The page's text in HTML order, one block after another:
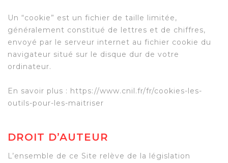
Un “cookie” est un fichier de taille limitée,
généralement constitué de lettres et de chiffres,
envoyé par le serveur internet au fichier cookie du
navigateur situé sur le disque dur de votre
ordinateur.
En savoir plus : https://www.cnil.fr/fr/cookies-les-
outils-pour-les-maitriser
DROIT D’AUTEUR
L’ensemble de ce Site relève de la législation